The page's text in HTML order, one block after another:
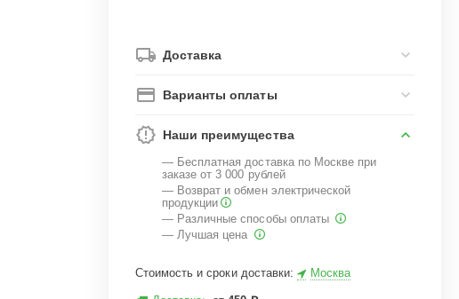
Доставка
Варианты оплаты
Наши преимущества
— Бесплатная доставка по Москве при
заказе от 3 000 рублей
— Возврат и обмен электрической
продукции
— Различные способы оплаты
— Лучшая цена
Стоимость и сроки доставки: Москва